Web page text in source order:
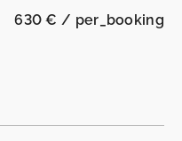
630 € / per_booking